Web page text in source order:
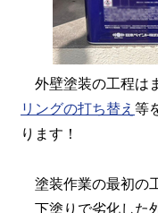
外壁塗装の工程は
リングの打ち替え 等
ります！
塗装作業の最初の
下塗りで劣化した